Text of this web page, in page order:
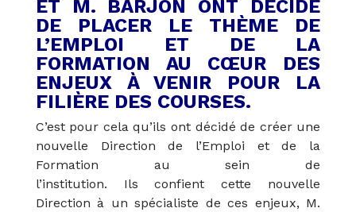
ET M. BARJON ONT DÉCIDÉ
DE PLACER LE THÈME DE
L’EMPLOI ET DE LA
FORMATION AU CŒUR DES
ENJEUX À VENIR POUR LA
FILIÈRE DES COURSES.
C’est pour cela qu’ils ont décidé de créer une
nouvelle Direction de l’Emploi et de la
Formation au sein de
l’institution. Ils confient cette nouvelle
Direction à un spécialiste de ces enjeux, M.